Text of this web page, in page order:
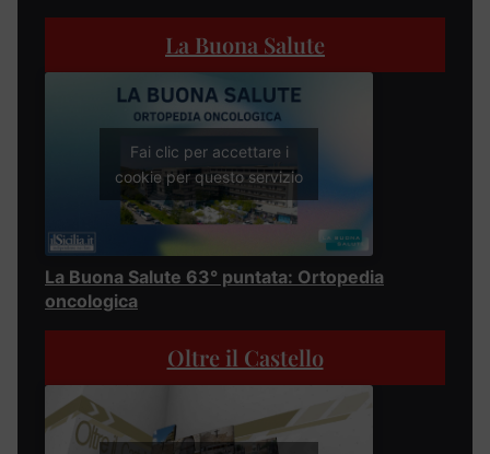
La Buona Salute
Fai clic per accettare i
cookie per questo servizio
La Buona Salute 63° puntata: Ortopedia
oncologica
Oltre il Castello